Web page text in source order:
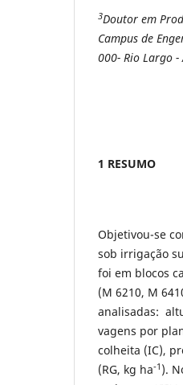
3Doutor em
Campus de
000- Rio Largo
1 RESUMO
Objetivou-se
sob irrigação
foi em blocos
(M 6210, M
analisadas:
vagens por
colheita (IC),
(RG, kg ha-1 ).